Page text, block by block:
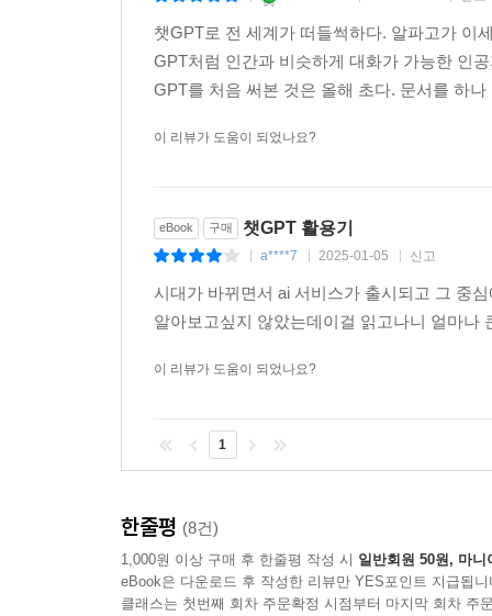
챗GPT로 전 세계가 떠들썩하다. 알파고가 이
GPT처럼 인간과 비슷하게 대화가 가능한 인
GPT를 처음 써본 것은 올해 초다. 문서를 하
이 리뷰가 도움이 되었나요?
eBook 구매 챗GPT 활용기
a****7 2025-01-05 신고
시대가 바뀌면서 ai 서비스가 출시되고 그 중
알아보고싶지 않았는데이걸 읽고나니 얼마
이 리뷰가 도움이 되었나요?
1
한줄평 (8건)
1,000원 이상 구매 후 한줄평 작성 시 일반회원 50원, 마니
eBook은 다운로드 후 작성한 리뷰만 YES포인트 지급됩니
클래스는 첫번째 회차 주문확정 시점부터 마지막 회차 주